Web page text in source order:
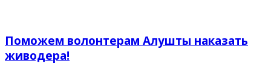
Поможем волонтерам Алушты наказать
живодера!